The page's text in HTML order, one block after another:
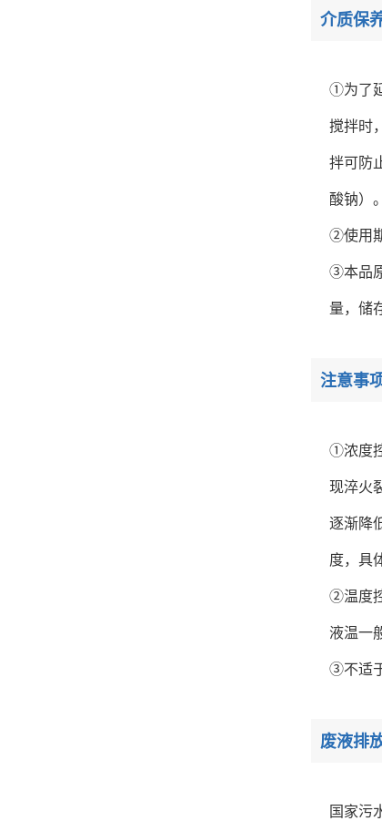
介质保
①为了
搅拌时
拌可防
酸钠）。
②使用
③本品
量，储
注意事
①浓度
现淬火
逐渐降
度，具
②温度
液温一
③不适
废液排
国家污